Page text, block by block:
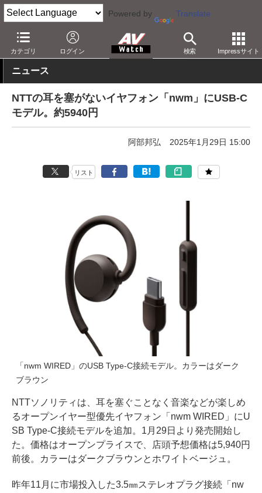
Powered by Translate
カテゴリ ログイン 検索 Impressサイト
AV Watch 製品 ヘッドフォン ながら聴き
ニュース
NTTの耳を塞がないイヤフォン「nwm」にUSB-C
モデル。約5940円
阿部邦弘 2025年1月29日 15:00
リスト
「nwm WIRED」のUSB Type-C接続モデル。カラーはダーク
ブラウン
NTTソノリティは、耳を塞ぐことなく音楽などが楽しめ
るオープンイヤー型優先イヤフォン「nwm WIRED」にU
SB Type-C接続モデルを追加。1月29日より発売開始し
た。価格はオープンプライスで、店頭予想価格は5,940円
前後。カラーはダークブラウンとホワイトベージュ。
昨年11月に市場投入した3.5㎜ステレオプラグ接続「nw